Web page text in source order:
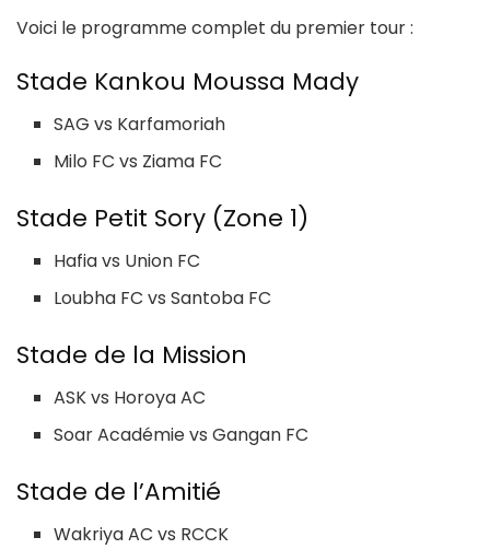
Voici le programme complet du premier tour :
Stade Kankou Moussa Mady
SAG vs Karfamoriah
Milo FC vs Ziama FC
Stade Petit Sory (Zone 1)
Hafia vs Union FC
Loubha FC vs Santoba FC
Stade de la Mission
ASK vs Horoya AC
Soar Académie vs Gangan FC
Stade de l’Amitié
Wakriya AC vs RCCK